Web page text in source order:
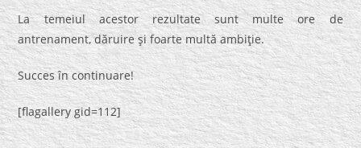
La temeiul acestor rezultate sunt multe ore de
antrenament, dăruire şi foarte multă ambiţie.
Succes în continuare!
[flagallery gid=112]